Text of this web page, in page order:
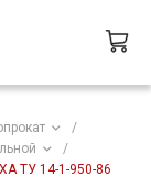
/
/
ТУ 14-1-950-86